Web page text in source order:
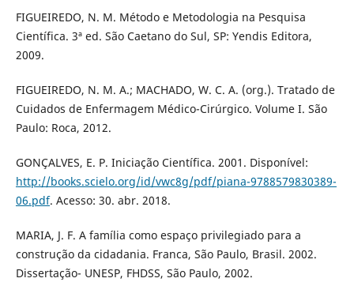
FIGUEIREDO, N. M. Método e Metodologia na Pesquisa
Científica. 3ª ed. São Caetano do Sul, SP: Yendis Editora,
2009.
FIGUEIREDO, N. M. A.; MACHADO, W. C. A. (org.). Tratado de
Cuidados de Enfermagem Médico-Cirúrgico. Volume I. São
Paulo: Roca, 2012.
GONÇALVES, E. P. Iniciação Científica. 2001. Disponível:
http://books.scielo.org/id/vwc8g/pdf/piana-9788579830389-
06.pdf. Acesso: 30. abr. 2018.
MARIA, J. F. A família como espaço privilegiado para a
construção da cidadania. Franca, São Paulo, Brasil. 2002.
Dissertação- UNESP, FHDSS, São Paulo, 2002.